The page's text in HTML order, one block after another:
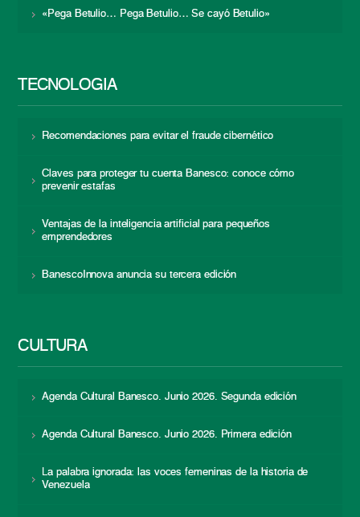
«Pega Betulio… Pega Betulio… Se cayó Betulio»
TECNOLOGÍA
Recomendaciones para evitar el fraude cibernético
Claves para proteger tu cuenta Banesco: conoce cómo
prevenir estafas
Ventajas de la inteligencia artificial para pequeños
emprendedores
BanescoInnova anuncia su tercera edición
CULTURA
Agenda Cultural Banesco. Junio 2026. Segunda edición
Agenda Cultural Banesco. Junio 2026. Primera edición
La palabra ignorada: las voces femeninas de la historia de
Venezuela